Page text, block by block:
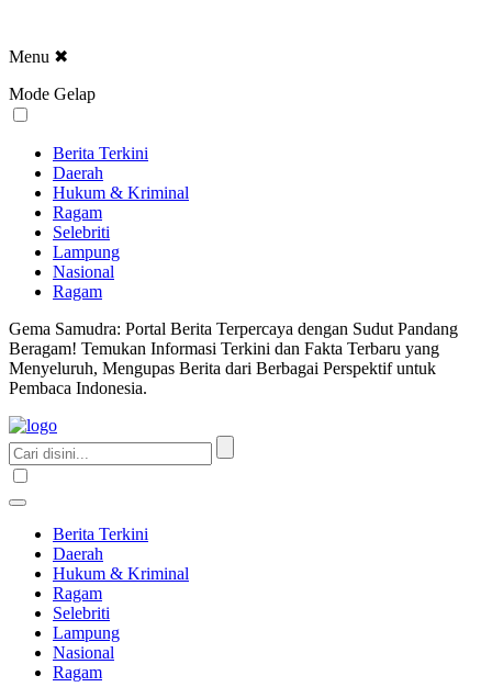
Menu ✖
Mode Gelap
Berita Terkini
Daerah
Hukum & Kriminal
Ragam
Selebriti
Lampung
Nasional
Ragam
Gema Samudra: Portal Berita Terpercaya dengan Sudut Pandang
Beragam! Temukan Informasi Terkini dan Fakta Terbaru yang
Menyeluruh, Mengupas Berita dari Berbagai Perspektif untuk
Pembaca Indonesia.
Berita Terkini
Daerah
Hukum & Kriminal
Ragam
Selebriti
Lampung
Nasional
Ragam